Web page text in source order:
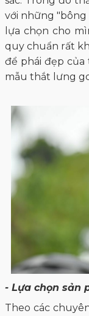
với những "bông
lựa chọn cho
quy chuẩn rất
để phái đẹp của
mẫu thắt lưng
- Lựa chọn sản
Theo các